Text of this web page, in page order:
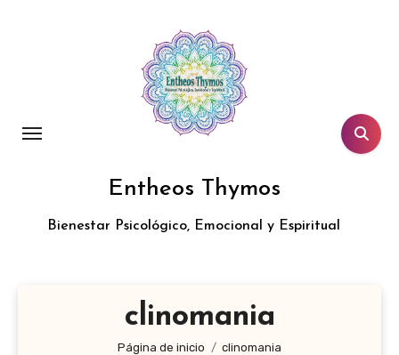
Entheos Thymos
Bienestar Psicológico, Emocional y Espiritual
clinomania
Página de inicio clinomania